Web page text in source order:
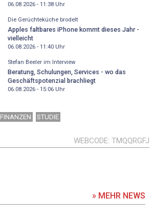
06.08.2026 - 11:38Uhr
Die Gerüchteküche brodelt
Apples faltbares iPhone kommt dieses Jahr -
vielleicht
06.08.2026 - 11:40Uhr
Stefan Beeler im Interview
Beratung, Schulungen, Services - wo das
Geschäftspotenzial brachliegt
06.08.2026 - 15:06Uhr
FINANZEN
STUDIE
WEBCODE TMQQRGFJ
» MEHR NEWS